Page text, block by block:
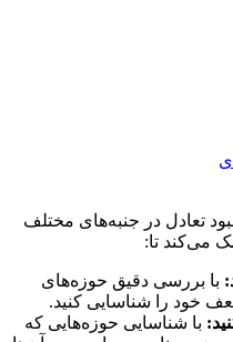
تعادل در جنبه‌های مختلف
می‌کند تا:
با بررسی دقیق حوزه‌های
خود را شناسایی کنید.
با شناسایی حوزه‌هایی که